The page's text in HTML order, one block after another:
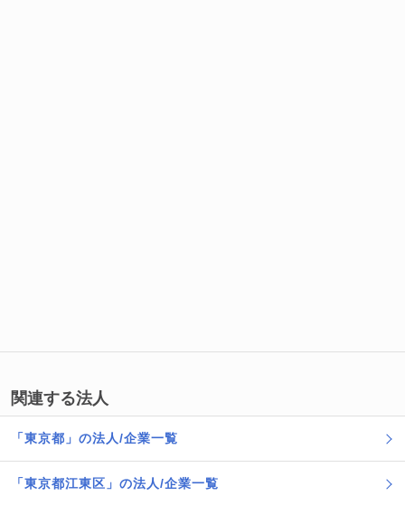
関連する法人
「東京都」の法人/企業一覧
「東京都江東区」の法人/企業一覧